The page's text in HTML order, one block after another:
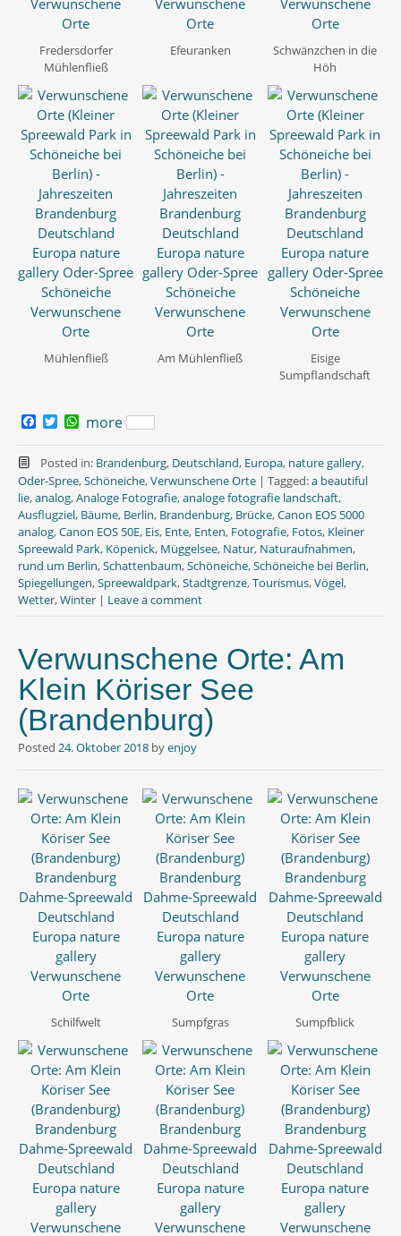
Fredersdorfer
Mühlenfließ
Efeuranken
Schwänzchen in die
Höh
Mühlenfließ Am Mühlenfließ
Eisige
Sumpflandschaft
c
e
b
o
o
k
T
i
t
t
e
r
W
a
t
s
A
p
p
more
Posted in: Brandenburg, Deutschland, Europa, nature gallery,
Oder-Spree,Schöneiche,Verwunschene Orte | Tagged:a beautiful
lie,analog,Analoge Fotografie,analoge fotografie landschaft,
Ausflugziel, Bäume, Berlin, Brandenburg, Brücke,Canon EOS 5000
analog,Canon EOS 50E, Eis, Ente, Enten, Fotografie, Fotos, Kleiner
Spreewald Park, Köpenick, Müggelsee, Natur, Naturaufnahmen,
rund um Berlin,Schattenbaum,Schöneiche,Schöneiche bei Berlin,
Spiegellungen,Spreewaldpark,Stadtgrenze,Tourismus,Vögel,
Wetter,Winter | Leave a comment
Verwunschene Orte: Am
Klein Köriser See
(Brandenburg)
Posted 24. Oktober 2018 byenjoy
Schilfwelt Sumpfgras Sumpfblick